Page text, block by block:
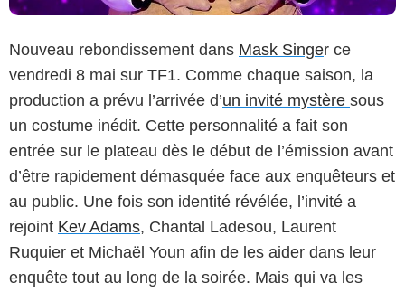
Nouveau rebondissement dans Mask Singer ce
vendredi 8 mai sur TF1. Comme chaque saison, la
production a prévu l’arrivée d’un invité mystère sous
un costume inédit. Cette personnalité a fait son
entrée sur le plateau dès le début de l’émission avant
d’être rapidement démasquée face aux enquêteurs et
au public. Une fois son identité révélée, l’invité a
rejoint Kev Adams, Chantal Ladesou, Laurent
Ruquier et Michaël Youn afin de les aider dans leur
enquête tout au long de la soirée. Mais qui va les